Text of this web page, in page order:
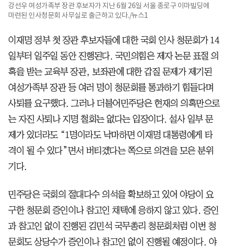
강선우 여성가족부 장관 후보자가 지난 6월 26일 서울 종로구 이마빌딩에
마련된 인사청문회 사무실로 출근하고 있다./뉴스1
이재명 정부 첫 장관 후보자들에 대한 국회 인사 청문회가 14
일부터 일주일 동안 진행된다. 국민의힘은 제자 논문 표절 의
혹을 받는 교육부 장관, 보좌관에 대한 갑질 문제가 제기된
여성가족부 장관 등 여러 명이 청문회를 통과하기 힘들다며
사퇴를 요구했다. 그러나 더불어민주당은 현재의 의혹만으로
는 자진 사퇴나 지명 철회는 없다는 입장이다. 설사 일부 문
제가 있더라도 “1명이라도 낙마하면 이재명 대통령에게 타
격이 될 수 있다”면서 버티겠다는 쪽으로 의견을 모은 분위
기다.
민주당은 국회의 절대다수 의석을 확보하고 있어 야당이 요
구한 청문회 증인이나 참고인 채택에 응하지 않고 있다. 증인
과 참고인 없이 진행된 김민석 국무총리 청문회처럼 이번 청
문회도 상당수가 증인이나 참고인 없이 진행될 예정이다. 야